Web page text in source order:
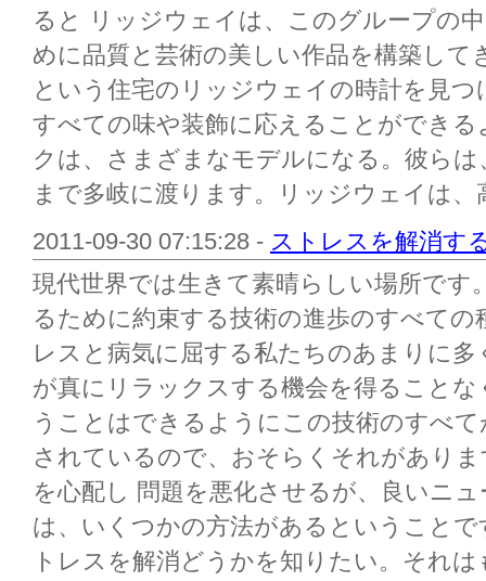
ると リッジウェイは、このグループの
めに品質と芸術の美しい作品を構築して
という住宅のリッジウェイの時計を見
すべての味や装飾に応えることができ
クは、さまざまなモデルになる。彼ら
まで多岐に渡ります。リッジウェイは、
2011-09-30 07:15:28 - ストレスを解消す
現代世界では生きて素晴らしい場所で
るために約束する技術の進歩のすべて
レスと病気に屈する私たちのあまりに
が真にリラックスする機会を得ること
うことはできるようにこの技術のすべ
されているので、おそらくそれがあり
を心配し 問題を悪化させるが、良いニ
は、いくつかの方法があるということ
トレスを解消どうかを知りたい。それ